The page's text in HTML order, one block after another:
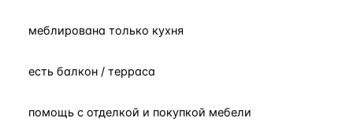
меблирована только кухня
есть балкон / терраса
помощь с отделкой и покупкой мебели